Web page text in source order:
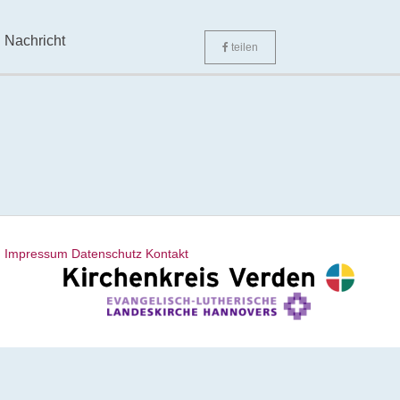
Nachricht teilen
Impressum Datenschutz Kontakt